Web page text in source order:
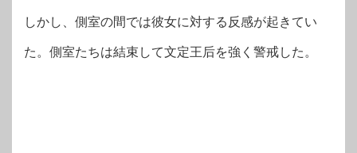
しかし、側室の間では彼女に対する反感が起きてい
た。側室たちは結束して文定王后を強く警戒した。